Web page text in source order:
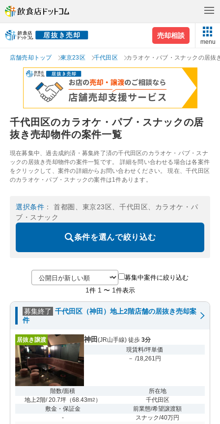
売却相談
menu
店舗売却トップ 東京23区 千代田区 カラオケ・パブ・スナックの居抜
千代田区のカラオケ・パブ・スナックの居
抜き売却物件の案件一覧
現在募集中、過去成約済・募集終了済の千代田区のカラオケ・パブ・スナ
ックの居抜き売却物件の案件一覧です。 詳細を問い合わせる場合は各案件
をクリックして、案件の詳細からお問い合わせください。 現在、千代田区
のカラオケ・パブ・スナックの案件は1件あります。
選択条件 ： 首都圏、東京23区、千代田区、カラオケ・パ
ブ・スナック
条件を選んで絞り込む
募集中案件に絞り込む
1 件 1 〜 1 件表示
募集終了 千代田区（神田）地上2階店舗の居抜き売却案
件
居抜き譲渡 神田 (JR山手線) 徒歩 3分
現賃料/坪単価
－ /18,261円
階数/面積
地上2階/ 20.7坪（68.43m2 ）
所在地
千代田区
敷金・保証金
-
前業態/希望譲渡額
スナック/40万円